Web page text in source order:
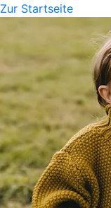
Zur Startseite